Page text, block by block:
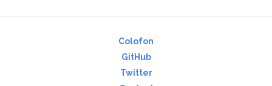
Colofon
GitHub
Twitter